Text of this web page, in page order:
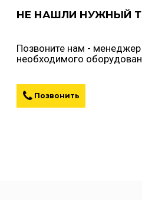
НЕ НАШЛИ НУЖНЫЙ
Позвоните нам - менеджер
необходимого
Позвонить